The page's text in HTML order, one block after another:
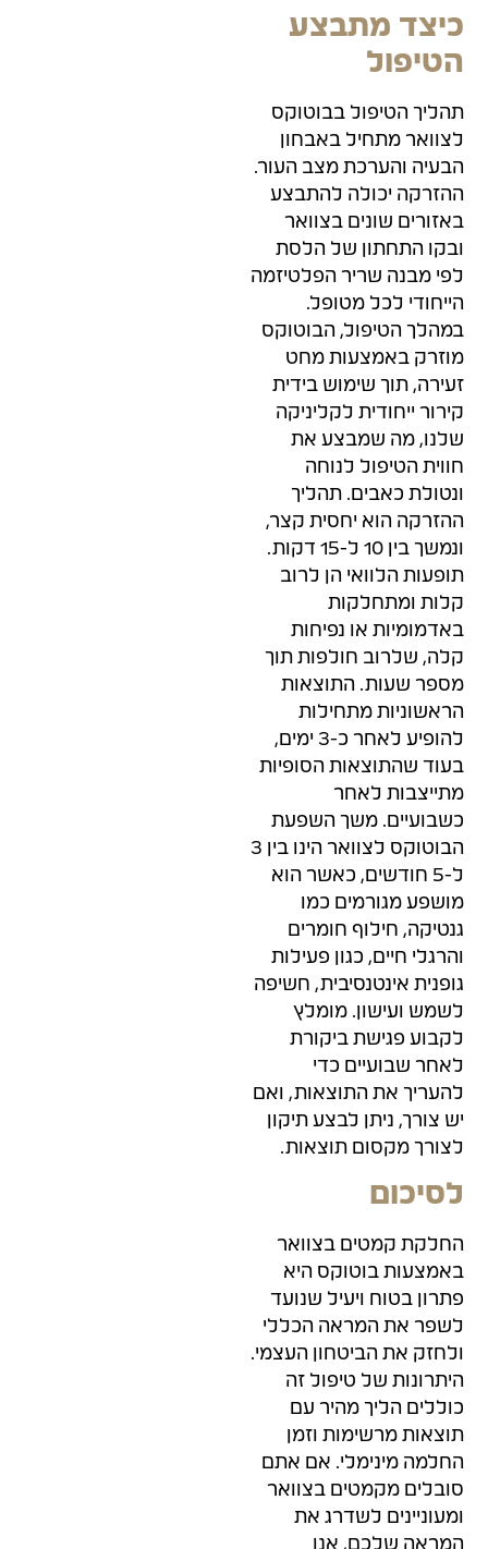
כיצד מתבצע
הטיפול
תהליך הטיפול בבוטוקס
לצוואר מתחיל באבחון
הבעיה והערכת מצב העור.
ההזרקה יכולה להתבצע
באזורים שונים בצוואר
ובקו התחתון של הלסת
לפי מבנה שריר הפלטיזמה
הייחודי לכל מטופל.
במהלך הטיפול, הבוטוקס
מוזרק באמצעות מחט
זעירה, תוך שימוש בידית
קירור ייחודית לקליניקה
שלנו, מה שמבצע את
חווית הטיפול לנוחה
ונטולת כאבים. תהליך
ההזרקה הוא יחסית קצר,
ונמשך בין 10 ל-15 דקות.
תופעות הלוואי הן לרוב
קלות ומתחלקות
באדמומיות או נפיחות
קלה, שלרוב חולפות תוך
מספר שעות. התוצאות
הראשוניות מתחילות
להופיע לאחר כ-3 ימים,
בעוד שהתוצאות הסופיות
מתייצבות לאחר
כשבועיים. משך השפעת
הבוטוקס לצוואר הינו בין 3
ל-5 חודשים, כאשר הוא
מושפע מגורמים כמו
גנטיקה, חילוף חומרים
והרגלי חיים, כגון פעילות
גופנית אינטנסיבית, חשיפה
לשמש ועישון. מומלץ
לקבוע פגישת ביקורת
לאחר שבועיים כדי
להעריך את התוצאות, ואם
יש צורך, ניתן לבצע תיקון
לצורך מקסום תוצאות.
לסיכום
החלקת קמטים בצוואר
באמצעות בוטוקס היא
פתרון בטוח ויעיל שנועד
לשפר את המראה הכללי
ולחזק את הביטחון העצמי.
היתרונות של טיפול זה
כוללים הליך מהיר עם
תוצאות מרשימות וזמן
החלמה מינימלי. אם אתם
סובלים מקמטים בצוואר
ומעוניינים לשדרג את
המראה שלכם, אנו